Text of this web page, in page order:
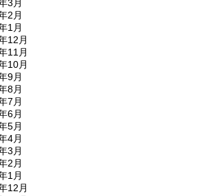
3月
2月
1月
12月
11月
10月
9月
8月
7月
6月
5月
4月
3月
2月
1月
12月